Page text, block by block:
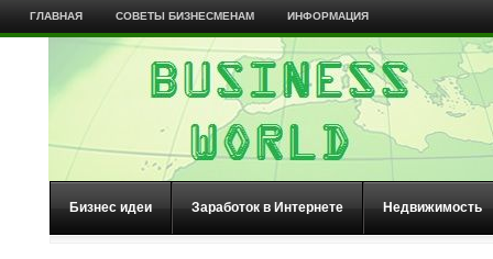
ГЛАВНАЯ СОВЕТЫ БИЗНЕСМЕНАМ ИНФОРМАЦИЯ
Бизнес идеи Заработок в Интернете Недвижимость